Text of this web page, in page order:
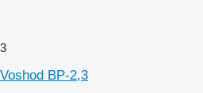
3
Voshod BP-2,3